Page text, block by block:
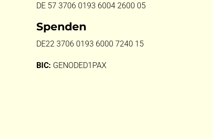
DE 57 3706 0193 6004 2600 05
Spenden
DE22 3706 0193 6000 7240 15
BIC: GENODED1PAX